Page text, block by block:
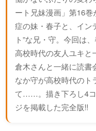
ート兄妹漫画」第16
症の妹・春子と、イン
ト”な兄・守。今回は
高校時代の友人ユキと
倉木さんと一緒に読書
なか守が高校時代のト
て……。描き下ろし4
ジを掲載した完全版!!